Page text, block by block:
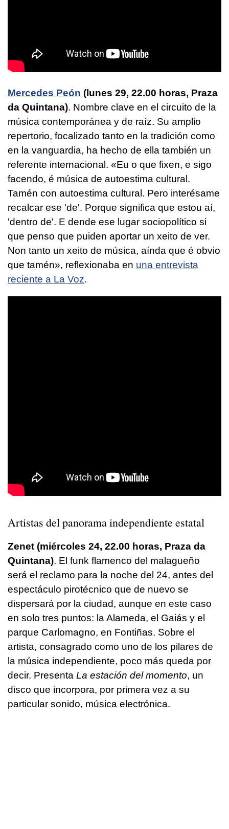
Mercedes Peón (lunes 29, 22.00 horas, Praza
da Quintana). Nombre clave en el circuito de la
música contemporánea y de raíz. Su amplio
repertorio, focalizado tanto en la tradición como
en la vanguardia, ha hecho de ella también un
referente internacional. «Eu o que fixen, e sigo
facendo, é música de autoestima cultural.
Tamén con autoestima cultural. Pero interésame
recalcar ese 'de'. Porque significa que estou aí,
'dentro de'. E dende ese lugar sociopolítico si
que penso que puiden aportar un xeito de ver.
Non tanto un xeito de música, aínda que é obvio
que tamén», reflexionaba en una entrevista
reciente a La Voz.
Artistas del panorama independiente estatal
Zenet (miércoles 24, 22.00 horas, Praza da
Quintana). El funk flamenco del malagueño
será el reclamo para la noche del 24, antes del
espectáculo pirotécnico que de nuevo se
dispersará por la ciudad, aunque en este caso
en solo tres puntos: la Alameda, el Gaiás y el
parque Carlomagno, en Fontiñas. Sobre el
artista, consagrado como uno de los pilares de
la música independiente, poco más queda por
decir. Presenta La estación del momento, un
disco que incorpora, por primera vez a su
particular sonido, música electrónica.